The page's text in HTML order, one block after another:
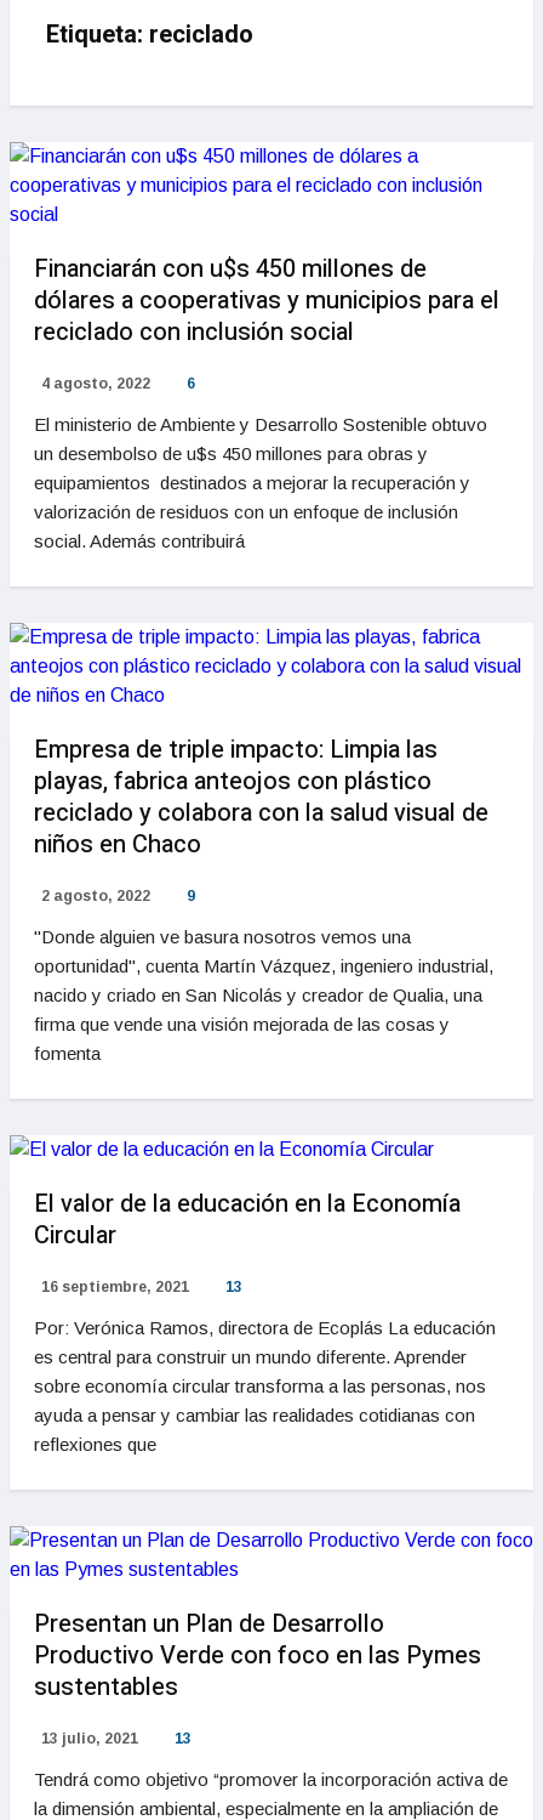
Etiqueta: reciclado
Financiarán con u$s 450 millones de
dólares a cooperativas y municipios para el
reciclado con inclusión social
4 agosto, 2022 6
El ministerio de Ambiente y Desarrollo Sostenible obtuvo
un desembolso de u$s 450 millones para obras y
equipamientos destinados a mejorar la recuperación y
valorización de residuos con un enfoque de inclusión
social. Además contribuirá
Empresa de triple impacto: Limpia las
playas, fabrica anteojos con plástico
reciclado y colabora con la salud visual de
niños en Chaco
2 agosto, 2022 9
"Donde alguien ve basura nosotros vemos una
oportunidad", cuenta Martín Vázquez, ingeniero industrial,
nacido y criado en San Nicolás y creador de Qualia, una
firma que vende una visión mejorada de las cosas y
fomenta
El valor de la educación en la Economía
Circular
16 septiembre, 2021 13
Por: Verónica Ramos, directora de Ecoplás La educación
es central para construir un mundo diferente. Aprender
sobre economía circular transforma a las personas, nos
ayuda a pensar y cambiar las realidades cotidianas con
reflexiones que
Presentan un Plan de Desarrollo
Productivo Verde con foco en las Pymes
sustentables
13 julio, 2021 13
Tendrá como objetivo “promover la incorporación activa de
la dimensión ambiental, especialmente en la ampliación de